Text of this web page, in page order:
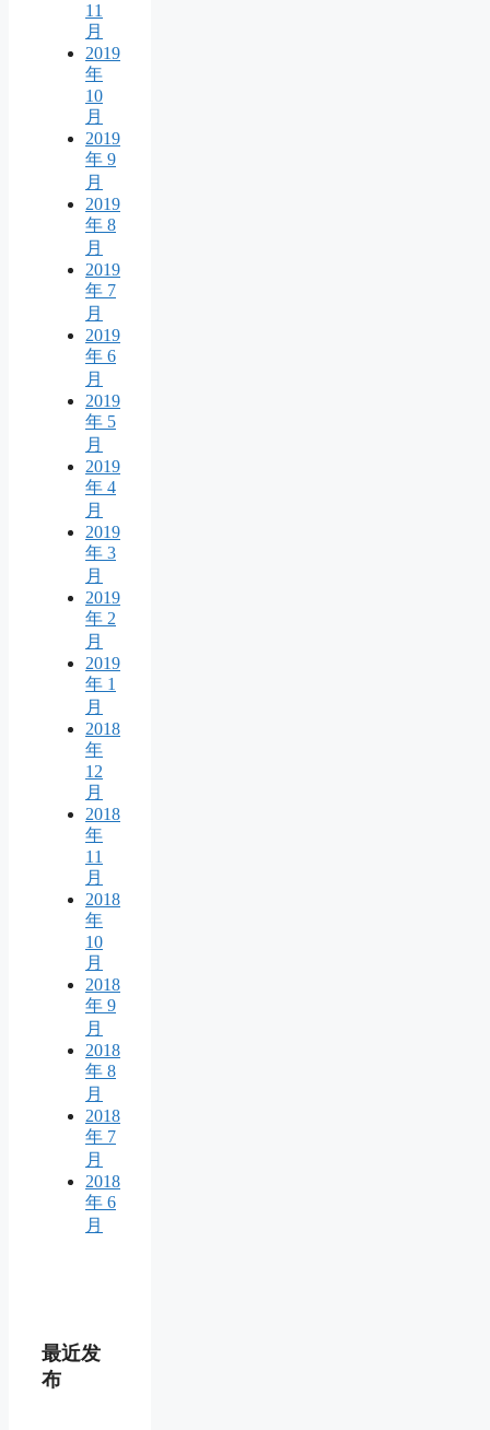
11
月
2019
年
10
月
2019
年 9
月
2019
年 8
月
2019
年 7
月
2019
年 6
月
2019
年 5
月
2019
年 4
月
2019
年 3
月
2019
年 2
月
2019
年 1
月
2018
年
12
月
2018
年
11
月
2018
年
10
月
2018
年 9
月
2018
年 8
月
2018
年 7
月
2018
年 6
月
最近发
布